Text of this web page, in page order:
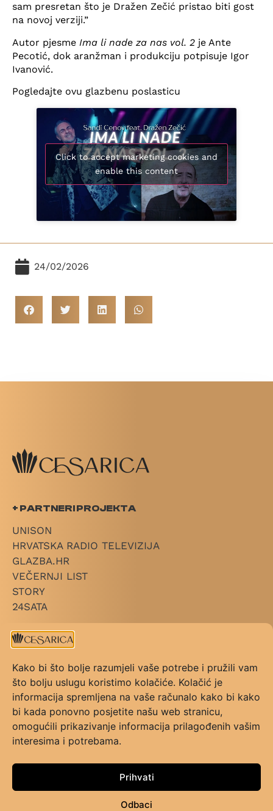
Kako bi što bolje razumjeli vaše potrebe i pružili vam
što bolju uslugu koristimo kolačiće. Kolačić je
informacija spremljena na vaše računalo kako bi kako
bi kada ponovno posjetite našu web stranicu,
omogućili prikazivanje informacija prilagođenih vašim
interesima i potrebama.
Prihvati
Odbaci
24/02/2026
sam presretan što je Dražen Zečić pristao biti gost
na novoj verziji.”
Autor pjesme Ima li nade za nas vol. 2 je Ante
Pecotić, dok aranžman i produkciju potpisuje Igor
Ivanović.
Pogledajte ovu glazbenu poslasticu
Click to accept marketing cookies and
enable this content
+ PARTNERI PROJEKTA
UNISON
HRVATSKA RADIO TELEVIZIJA
GLAZBA.HR
VEČERNJI LIST
STORY
24SATA
+ LINKOVI
KATEGORIJE
PRAVILNIK NAGRADE
PRAVILNIK GLASOVANJA
KONTAKT
UVJETI KORIŠTENJA
FAQ
+ PRATI NAS